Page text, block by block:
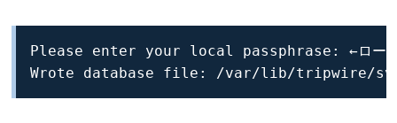
Please enter your local passphrase: ←ローカル
Wrote database file: /var/lib/tripwire/